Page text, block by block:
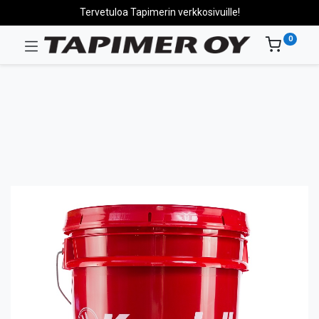
Tervetuloa Tapimerin verkkosivuille!
0